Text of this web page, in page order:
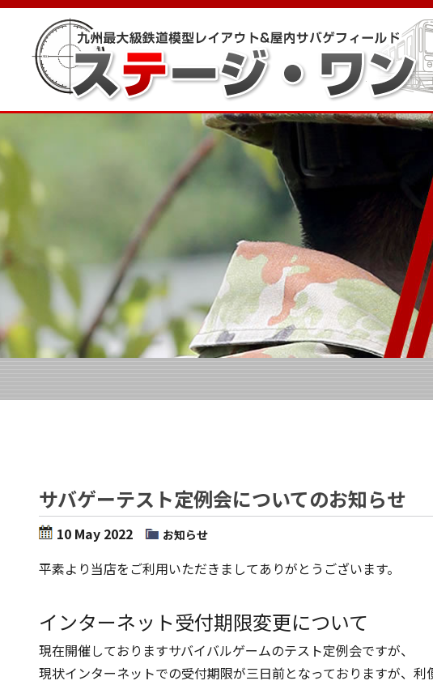
サバゲーテスト定例会についてのお知らせ
10 May 2022 お知らせ
平素より当店をご利用いただきましてありがとうございます。
インターネット受付期限変更について
現在開催しておりますサバイバルゲームのテスト定例会ですが、
現状インターネットでの受付期限が三日前となっておりますが、